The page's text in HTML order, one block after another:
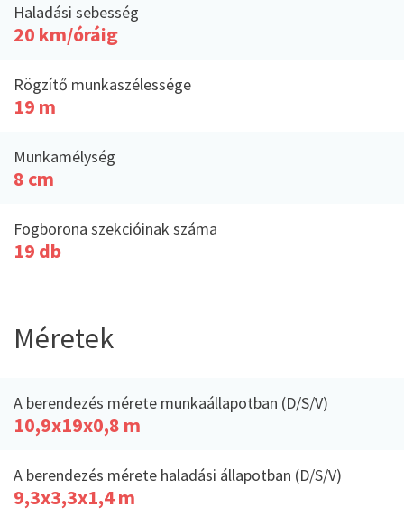
Haladási sebesség
20 km/óráig
Rögzítő munkaszélessége
19 m
Munkamélység
8 cm
Fogborona szekcióinak száma
19 db
Méretek
A berendezés mérete munkaállapotban (D/S/V)
10,9x19x0,8 m
A berendezés mérete haladási állapotban (D/S/V)
9,3x3,3x1,4 m